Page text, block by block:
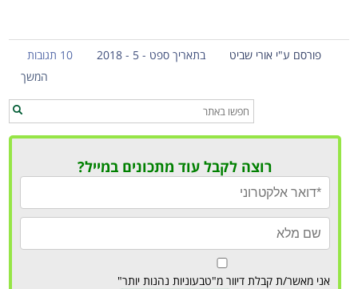
פורסם ע"י אורי שביט בתאריך ספט - 5 - 2018
10 תגובות
המשך
רוצה לקבל עוד מתכונים במייל?
אני מאשר/ת קבלת דיוור מ"טבעוניות נהנות יותר"